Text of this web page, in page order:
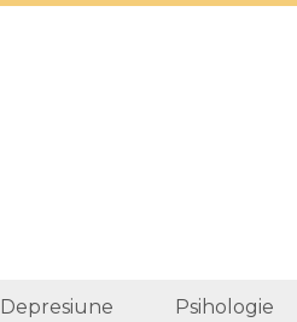
Depresiune Psihologie